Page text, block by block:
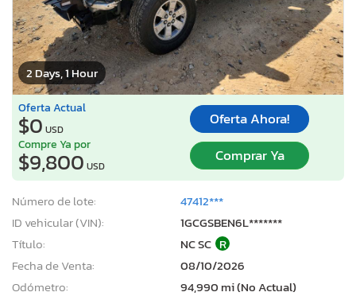
2 Days, 1 Hour
Oferta Actual
$0 USD
Oferta Ahora!
Compre Ya por
$9,800 USD
Comprar Ya
Número de lote:
47412***
ID vehicular (VIN):
1GCGSBEN6L*******
Título:
NC SC R
Fecha de Venta:
08/10/2026
Odómetro:
94,990 mi (No Actual)